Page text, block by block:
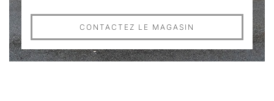
CONTACTEZ LE MAGASIN